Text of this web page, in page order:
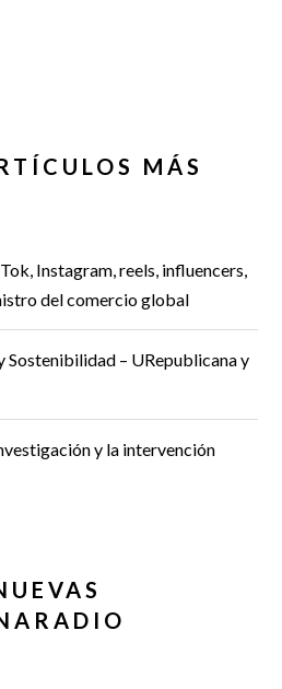
MÁS
Instagram, reels, influencers,
del comercio global
Sostenibilidad – URepublicana y
y la intervención